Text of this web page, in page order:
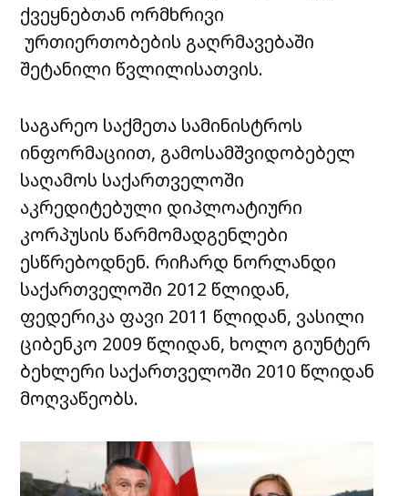
ქვეყნებთან ორმხრივი
ურთიერთობების გაღრმავებაში
შეტანილი წვლილისათვის.
საგარეო საქმეთა სამინისტროს
ინფორმაციით, გამოსამშვიდობებელ
საღამოს საქართველოში
აკრედიტებული დიპლოატიური
კორპუსის წარმომადგენლები
ესწრებოდნენ. რიჩარდ ნორლანდი
საქართველოში 2012 წლიდან,
ფედერიკა ფავი 2011 წლიდან, ვასილი
ციბენკო 2009 წლიდან, ხოლო გიუნტერ
ბეხლერი საქართველოში 2010 წლიდან
მოღვაწეობს.